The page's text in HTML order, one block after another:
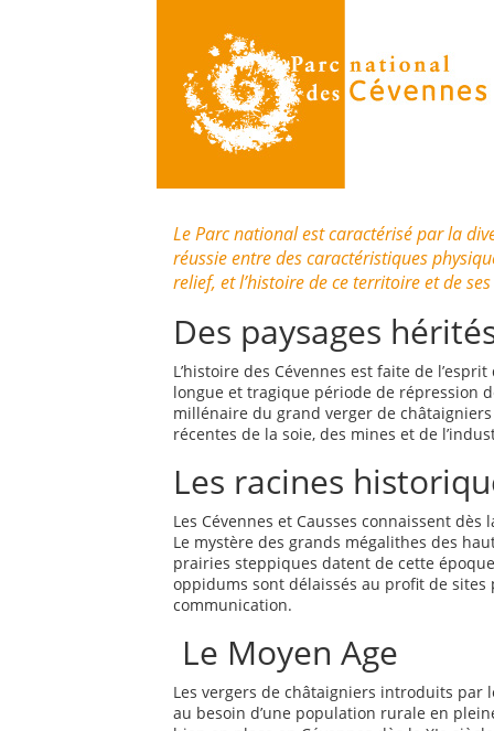
Le Parc national est caractérisé par la
réussie entre des caractéristiques
relief, et l’histoire de ce territoire et de
Des paysages
L’histoire des Cévennes est faite de
longue et tragique période de répression
millénaire du grand verger de
récentes de la soie, des mines et de
Les racines
Les Cévennes et Causses connaissent
Le mystère des grands mégalithes des
prairies steppiques datent de cette
oppidums sont délaissés au profit de
communication.
Le Moyen Age
Les vergers de châtaigniers introduits
au besoin d’une population rurale en